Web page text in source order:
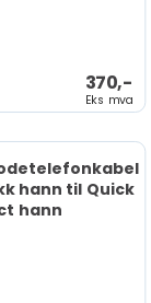
370,-
Eks mva
hann til Quick
hann